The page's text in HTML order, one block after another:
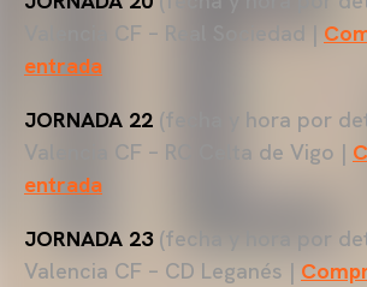
Valencia CF – Real Sociedad |
entrada
JORNADA 22 (fecha y hora por
Valencia CF – RC Celta de Vigo |
entrada
JORNADA 23(fecha y hora por
Valencia CF – CD Leganés |